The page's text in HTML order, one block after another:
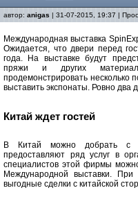
автор: anigas | 31-07-2015, 19:37 |
Международная выставка
Ожидается, что двери перед
года. На выставке будут
пряжи и других
продемонстрировать несколько
выставить экспонаты. Ровно два
Китай ждет гостей
В Китай можно добрать с
предоставляют ряд услуг в
специалистов этой фирмы
Международной выставки. При
выгодные сделки с китайской